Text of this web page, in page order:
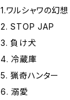
1.ワルシャワの幻想
2. STOP JAP
3. 負け犬
4. 冷蔵庫
5. 猟奇ハンター
6. 溺愛